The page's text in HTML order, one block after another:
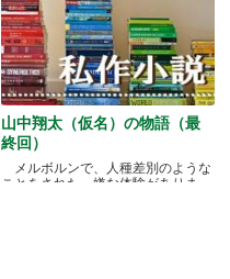
山中翔太（仮名）の物語（最
終回）
メルボルンで、人種差別のような
ことをされた、嫌な体験がありま